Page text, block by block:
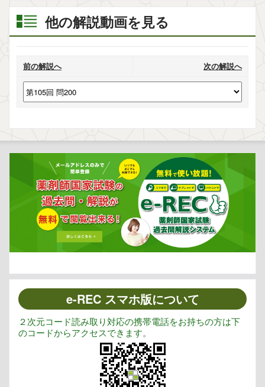
他の解説動画を見る
前の解説へ 次の解説へ
e-REC スマホ版について
２次元コード読み取り対応の携帯電話をお持ちの方は下
のコードからアクセスできます。